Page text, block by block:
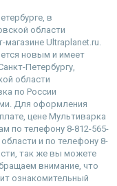
в
области
Ultraplanet.ru.
новым и имеет
Петербургу,
области
по России
Для оформления
цене Мультиварка
по телефону 8-812-565-
и по телефону 8-
так же вы можете
внимание, что
ознакомительный